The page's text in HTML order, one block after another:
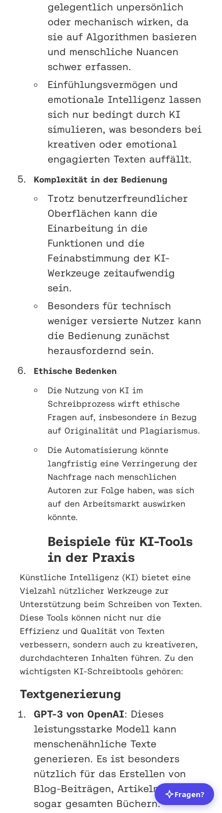
gelegentlich unpersönlich
oder mechanisch wirken, da
sie auf Algorithmen basieren
und menschliche Nuancen
schwer erfassen.
Einfühlungsvermögen und
emotionale Intelligenz lassen
sich nur bedingt durch KI
simulieren, was besonders bei
kreativen oder emotional
engagierten Texten auffällt.
Komplexität in der Bedienung
Trotz benutzerfreundlicher
Oberflächen kann die
Einarbeitung in die
Funktionen und die
Feinabstimmung der KI-
Werkzeuge zeitaufwendig
sein.
Besonders für technisch
weniger versierte Nutzer kann
die Bedienung zunächst
herausfordernd sein.
Ethische Bedenken
Die Nutzung von KI im
Schreibprozess wirft ethische
Fragen auf, insbesondere in Bezug
auf Originalität und Plagiarismus.
Die Automatisierung könnte
langfristig eine Verringerung der
Nachfrage nach menschlichen
Autoren zur Folge haben, was sich
auf den Arbeitsmarkt auswirken
könnte.
Beispiele für KI-Tools
in der Praxis
Künstliche Intelligenz (KI) bietet eine
Vielzahl nützlicher Werkzeuge zur
Unterstützung beim Schreiben von Texten.
Diese Tools können nicht nur die
Effizienz und Qualität von Texten
verbessern, sondern auch zu kreativeren,
durchdachteren Inhalten führen. Zu den
wichtigsten KI-Schreibtools gehören:
Textgenerierung
GPT-3 von OpenAI: Dieses
leistungsstarke Modell kann
menschenähnliche Texte
generieren. Es ist besonders
nützlich für das Erstellen von
Blog-Beiträgen, Artikeln und
sogar gesamten Büchern.